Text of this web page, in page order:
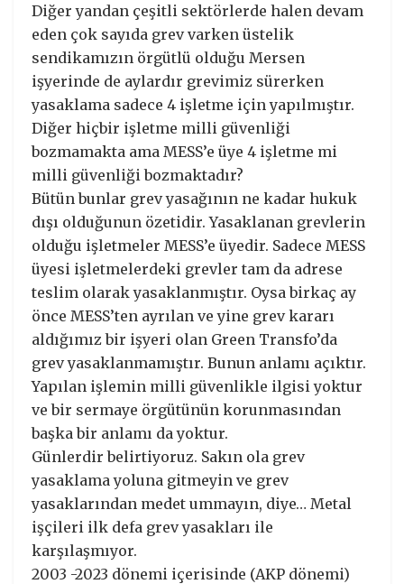
Diğer yandan çeşitli sektörlerde halen devam
eden çok sayıda grev varken üstelik
sendikamızın örgütlü olduğu Mersen
işyerinde de aylardır grevimiz sürerken
yasaklama sadece 4 işletme için yapılmıştır.
Diğer hiçbir işletme milli güvenliği
bozmamakta ama MESS’e üye 4 işletme mi
milli güvenliği bozmaktadır?
Bütün bunlar grev yasağının ne kadar hukuk
dışı olduğunun özetidir. Yasaklanan grevlerin
olduğu işletmeler MESS’e üyedir. Sadece MESS
üyesi işletmelerdeki grevler tam da adrese
teslim olarak yasaklanmıştır. Oysa birkaç ay
önce MESS’ten ayrılan ve yine grev kararı
aldığımız bir işyeri olan Green Transfo’da
grev yasaklanmamıştır. Bunun anlamı açıktır.
Yapılan işlemin milli güvenlikle ilgisi yoktur
ve bir sermaye örgütünün korunmasından
başka bir anlamı da yoktur.
Günlerdir belirtiyoruz. Sakın ola grev
yasaklama yoluna gitmeyin ve grev
yasaklarından medet ummayın, diye… Metal
işçileri ilk defa grev yasakları ile
karşılaşmıyor.
2003 -2023 dönemi içerisinde (AKP dönemi)